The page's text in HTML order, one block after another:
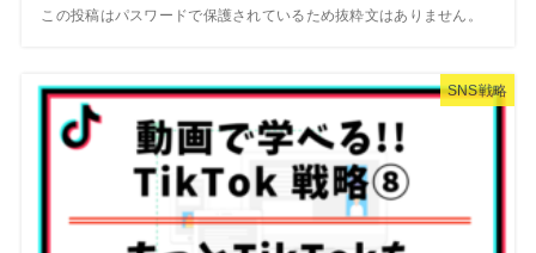
この投稿はパスワードで保護されているため抜粋文はありません。
SNS戦略